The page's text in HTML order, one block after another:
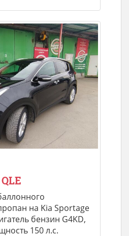
на Kia Sportage
бензин G4KD,
150 л.с.